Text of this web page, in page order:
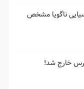
ناگویا مشخص
خارج شد!